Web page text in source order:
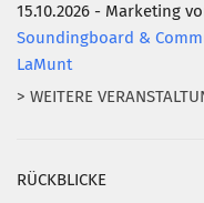
15.10.2026 - Marketing
Soundingboard &
LaMunt
> WEITERE
RÜCKBLICKE